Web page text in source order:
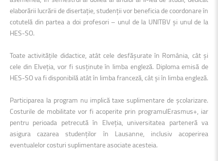
elaborării lucrării de disertație, studenții vor beneficia de coordonare în
cotutelă din partea a doi profesori – unul de la UNITBV și unul de la
HES-SO.
Toate activitățile didactice, atât cele desfășurate în România, cât și
cele din Elveția, vor fi susținute în limba engleză. Diploma emisă de
HES-SO va fi disponibilă atât în limba franceză, cât și în limba engleză.
Participarea la program nu implică taxe suplimentare de școlarizare.
Costurile de mobilitate vor fi acoperite prin programulErasmus+, iar
pentru perioada petrecută în Elveția, universitatea parteneră va
asigura cazarea studenților în Lausanne, inclusiv acoperirea
eventualelor costuri suplimentare asociate acesteia.